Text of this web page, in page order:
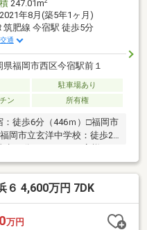
247.01m
2021年8月(築5年1ヶ月)
筑肥線 今宿駅 徒歩5分
通
県福岡市西区今宿駅前１
駐車場あり
ン 所有権
徒歩6分（446ｍ）□福岡市
岡市立玄洋中学校：徒歩24
』という短時間のご案内も
人生設計＆資金計画を無料
組み込んで賢く買い物！※
い。☆弊社スタッフが福岡
６ 4,600万円 7DK
万円